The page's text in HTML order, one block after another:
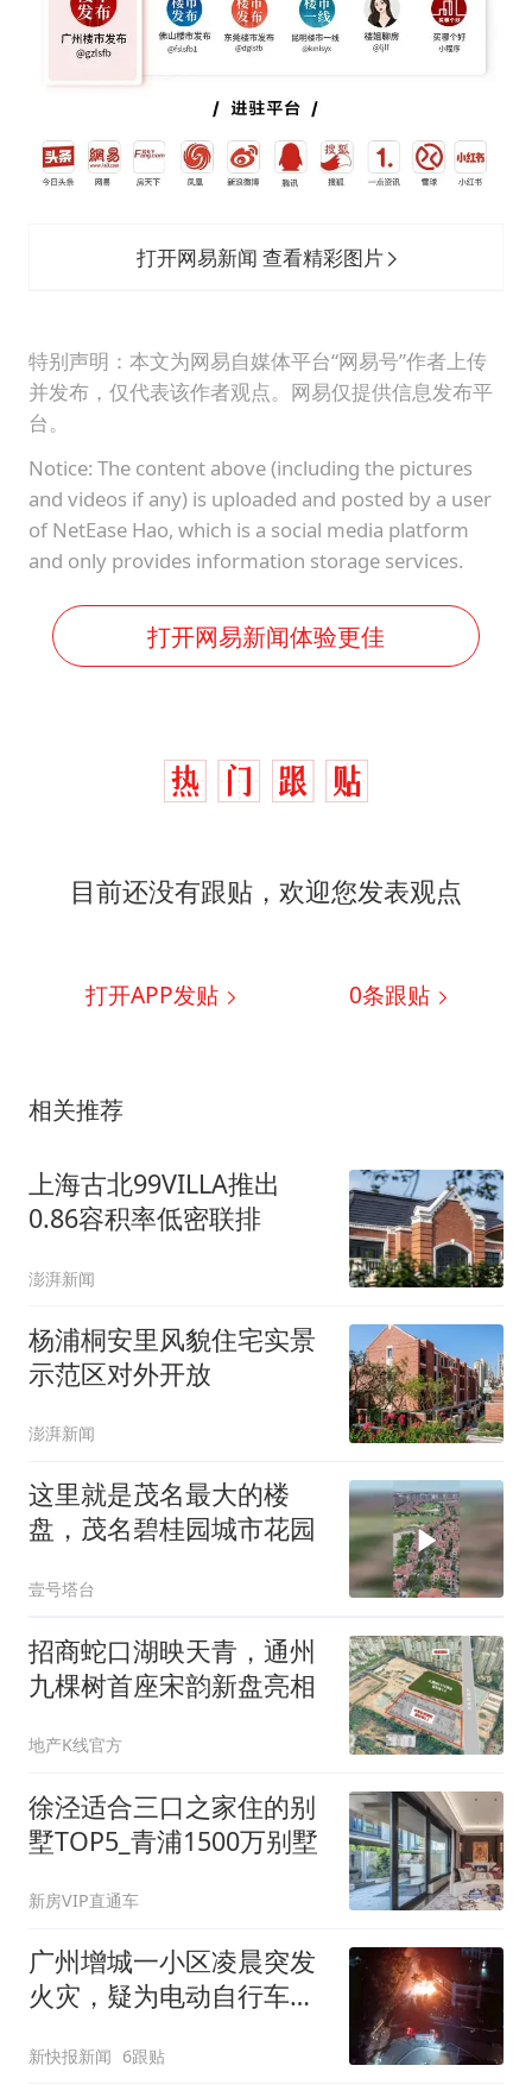
打开网易新闻 查看精彩图片
特别声明：本文为网易自媒体平台“网易号”作者上传
并发布，仅代表该作者观点。网易仅提供信息发布平
台。
Notice: The content above (including the pictures
and videos if any) is uploaded and posted by a user
of NetEase Hao, which is a social media platform
and only provides information storage services.
打开网易新闻体验更佳
目前还没有跟贴，欢迎您发表观点
打开APP发贴 0条跟贴
相关推荐
上海古北99VILLA推出
0.86容积率低密联排
澎湃新闻
杨浦桐安里风貌住宅实景
示范区对外开放
澎湃新闻
这里就是茂名最大的楼
盘，茂名碧桂园城市花园
壹号塔台
招商蛇口湖映天青，通州
九棵树首座宋韵新盘亮相
地产K线官方
徐泾适合三口之家住的别
墅TOP5_青浦1500万别墅
新房VIP直通车
广州增城一小区凌晨突发
火灾，疑为电动自行车自
新快报新闻 6跟贴